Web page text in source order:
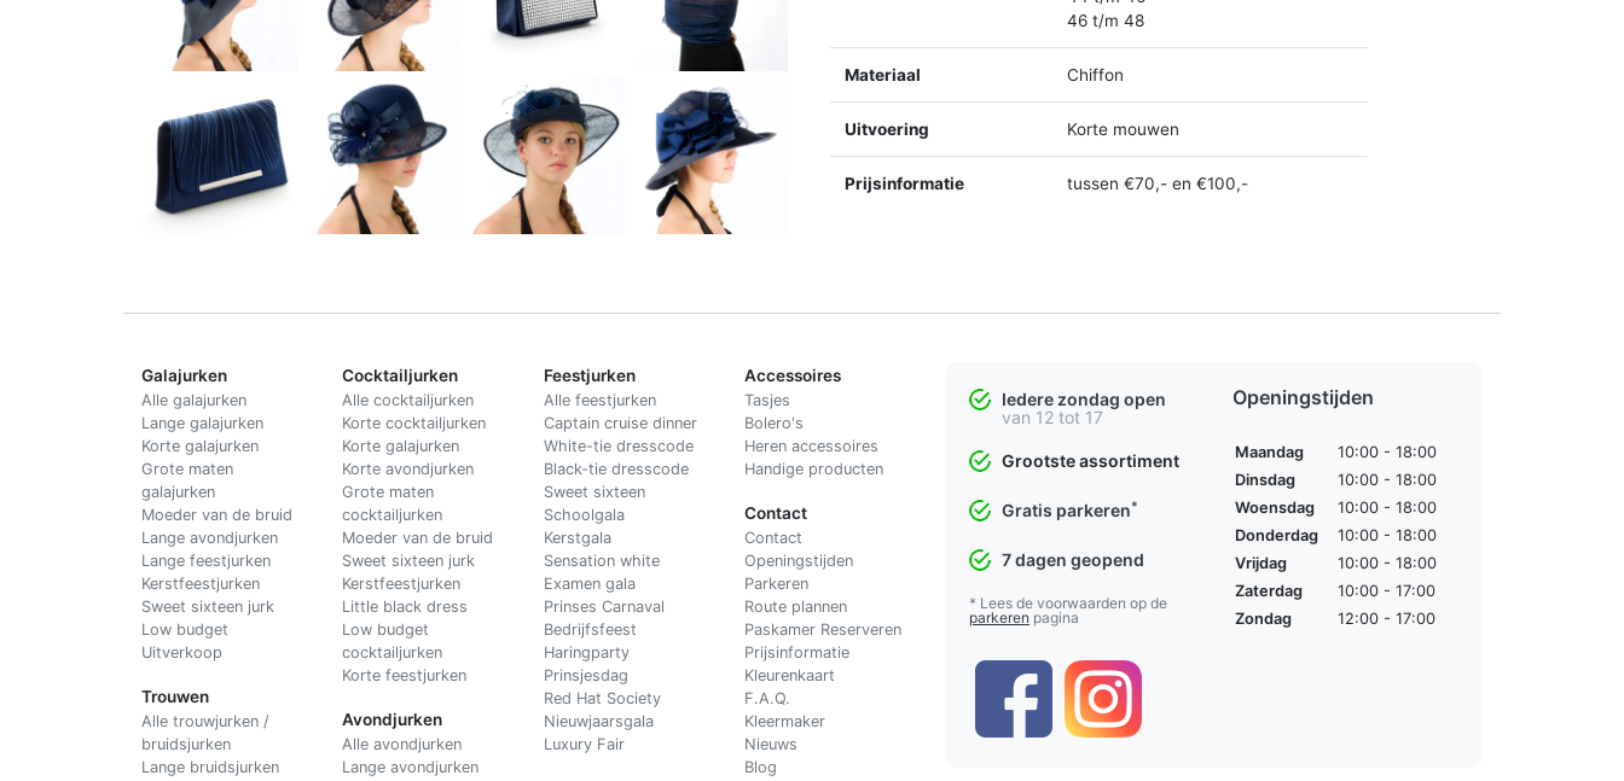
46 t/m 48
Materiaal Chiffon
Uitvoering Korte mouwen
Prijsinformatie tussen €70,- en €100,-
Galajurken
Alle galajurken
Lange galajurken
Korte galajurken
Grote maten
galajurken
Moeder van de bruid
Lange avondjurken
Lange feestjurken
Kerstfeestjurken
Sweet sixteen jurk
Low budget
Uitverkoop
Trouwen
Alle trouwjurken /
bruidsjurken
Lange bruidsjurken
Cocktailjurken
Alle cocktailjurken
Korte cocktailjurken
Korte galajurken
Korte avondjurken
Grote maten
cocktailjurken
Moeder van de bruid
Sweet sixteen jurk
Kerstfeestjurken
Little black dress
Low budget
cocktailjurken
Korte feestjurken
Avondjurken
Alle avondjurken
Lange avondjurken
Feestjurken
Alle feestjurken
Captain cruise dinner
White-tie dresscode
Black-tie dresscode
Sweet sixteen
Schoolgala
Kerstgala
Sensation white
Examen gala
Prinses Carnaval
Bedrijfsfeest
Haringparty
Prinsjesdag
Red Hat Society
Nieuwjaarsgala
Luxury Fair
Accessoires
Tasjes
Bolero's
Heren accessoires
Handige producten
Contact
Contact
Openingstijden
Parkeren
Route plannen
Paskamer Reserveren
Prijsinformatie
Kleurenkaart
F.A.Q.
Kleermaker
Nieuws
Blog
Iedere zondag open
van 12 tot 17
Grootste assortiment
Gratis parkeren*
7 dagen geopend
* Lees de voorwaarden op de
parkeren pagina
Openingstijden
Maandag
10:00 - 18:00
Dinsdag
10:00 - 18:00
Woensdag
10:00 - 18:00
Donderdag
10:00 - 18:00
Vrijdag
10:00 - 18:00
Zaterdag
10:00 - 17:00
Zondag
12:00 - 17:00